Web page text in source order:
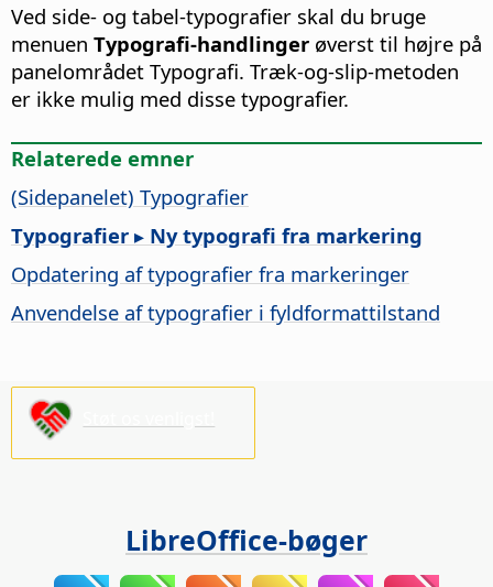
Ved side- og tabel-typografier skal du bruge
menuen Typografi-handlinger øverst til højre på
panelområdet Typografi. Træk-og-slip-metoden
er ikke mulig med disse typografier.
Relaterede emner
(Sidepanelet) Typografier
Typografier ▸ Ny typografi fra markering
Opdatering af typografier fra markeringer
Anvendelse af typografier i fyldformattilstand
LibreOffice-bøger